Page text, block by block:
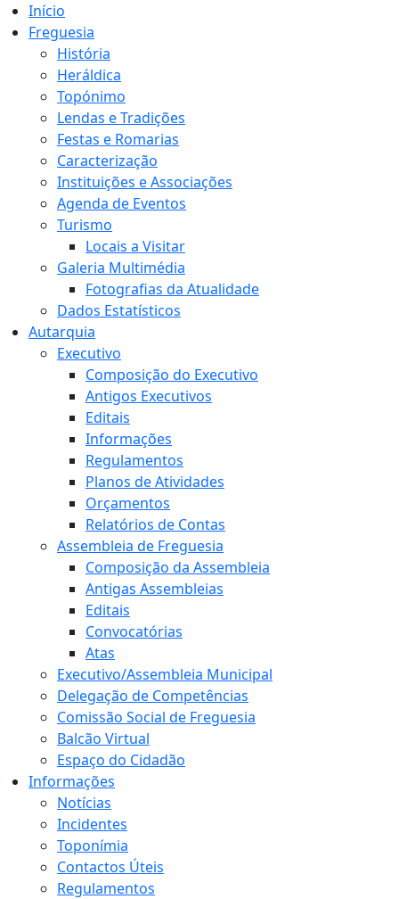
Início
Freguesia
História
Heráldica
Topónimo
Lendas e Tradições
Festas e Romarias
Caracterização
Instituições e Associações
Agenda de Eventos
Turismo
Locais a Visitar
Galeria Multimédia
Fotografias da Atualidade
Dados Estatísticos
Autarquia
Executivo
Composição do Executivo
Antigos Executivos
Editais
Informações
Regulamentos
Planos de Atividades
Orçamentos
Relatórios de Contas
Assembleia de Freguesia
Composição da Assembleia
Antigas Assembleias
Editais
Convocatórias
Atas
Executivo/Assembleia Municipal
Delegação de Competências
Comissão Social de Freguesia
Balcão Virtual
Espaço do Cidadão
Informações
Notícias
Incidentes
Toponímia
Contactos Úteis
Regulamentos